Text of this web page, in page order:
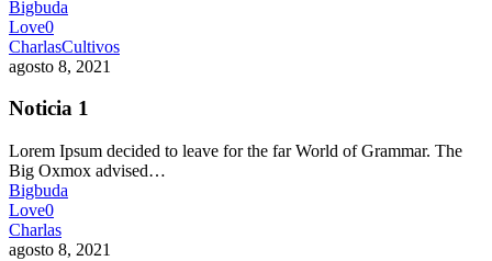
Bigbuda
Love0
CharlasCultivos
agosto 8, 2021
Noticia 1
Lorem Ipsum decided to leave for the far World of Grammar. The
Big Oxmox advised…
Bigbuda
Love0
Charlas
agosto 8, 2021